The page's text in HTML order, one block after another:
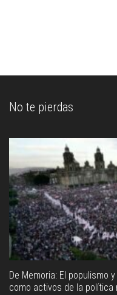
No te pierdas
De Memoria: El populismo
como activos de la política